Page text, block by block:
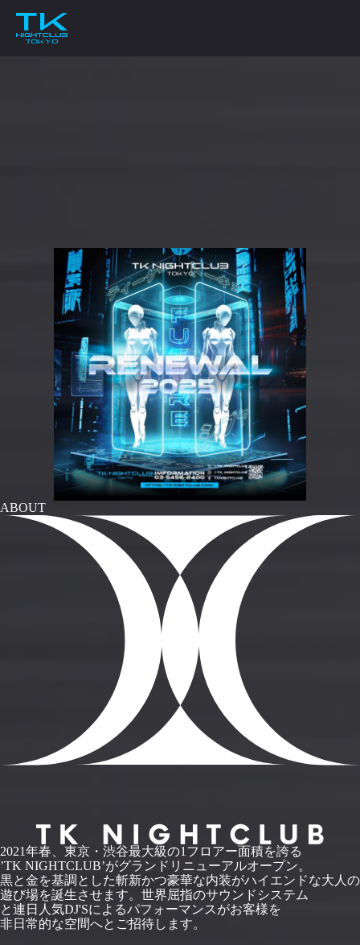
ABOUT
2021年春、東京・渋谷最大級の1フロアー面積を誇る
’TK NIGHTCLUB’がグランドリニューアルオープン。
黒と金を基調とした斬新かつ豪華な内装がハイエンドな大人の
遊び場を誕生させます。世界屈指のサウンドシステム
と連日人気DJ'Sによるパフォーマンスがお客様を
非日常的な空間へとご招待します。